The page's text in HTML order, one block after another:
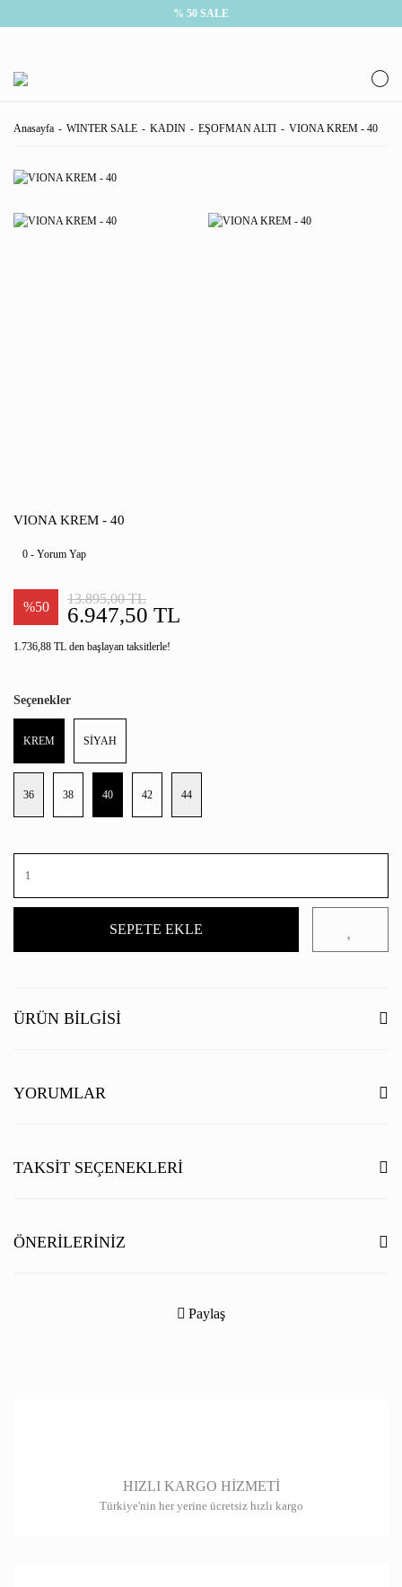
% 50 SALE
Anasayfa WINTER SALE KADIN EŞOFMAN ALTI VIONA KREM - 40
VIONA KREM - 40
0 - Yorum Yap
%50 6.947,50 TL
13.895,00 TL
1.736,88 TL den başlayan taksitlerle!
Seçenekler
KREM SİYAH
36 38 40 42 44
SEPETE EKLE
ÜRÜN BILGISI
YORUMLAR
Bu ürüne ilk yorumu siz yapın!
TAKSIT SEÇENEKLERI
ÖNERILERINIZ
yetersiz gördüğünüz noktaları öneri formunu kullanarak tarafımıza
Ürün fiyatı diğer sitelerden daha pahalı.
Paylaş
HIZLI KARGO HİZMETİ
Türkiye'nin her yerine ücretsiz hızlı kargo